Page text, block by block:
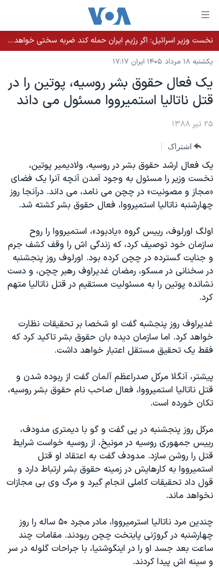
لینکهای
قابل
دسترسی
جهش
محتوای
اصلی
جهش
به
اصلی
جهش
به
جستجو
خانه
نسخه سبک وب‌سایت
موضوع ها
ایران
آمریکا
گزیده‌ها
ویژه برنامه‌ها
ویدیوها
فرهنگ و زندگی
حقوق شهروندی
اقتصادی
علم و فناوری
اسرائیل در جنگ
آرشیو پخش زنده
برنامه های تلویزیونی
جدول برنامه ها
صفحه‌های ویژه
عملیات خشم حماسی
۲۵۰سالگی آمریکا
بایگانی برنامه‌های تلویزیونی
مستندها
انتخابات ریاست جمهوری آمریکا ۲۰۲۴
حمله جمهوری اسلامی به اسرائیل
رمز مهسا
ورزش زنان در ایران
مجموعه مستندهای دادخواهی
تریبونال مردمی آبان ۹۸
چهل سال گروگان‌گیری
قانون شفافیت دارائی کادر رهبری ایران
اسرائیل در جنگ
نرگس محمدی برنده جایزه نوبل صلح
همایش محافظه‌کاران آمریکا «سی‌پک»
صفحه‌های ویژه
فرکانس‌های صدای آمریکا
پخش رادیویی
یادگیری زبان انگلیسی
دنبال کنید
زبانهای مختلف
نخست وزیر اسرائيل: اگر رژیم ایران حمله کند ضربه سختی خواهد خورد
یکشنبه ۱۸ مرداد ۱۴۰۵ ایران ۱۷:۱۷
یک فعال حقوق بشر روسیه، پوتین را در
قتل ناتالیا استمیرووا مسئول می داند
۲۵ تیر ۱۳۸۸
اشتراک
یک فعال ارشد حقوق بشر در روسیه، ولادیمیر پوتین،
نخست وزیر را مسئول به وجود آمدن آنچه آنرا یک فضای
«مجاز و مصونیت» در چچن می نامد، می داند. درآنجا روز
چهارشنبه ناتالیا استمیرووا، فعال حقوق بشر کشته شد.
اولگ اورلوف، رییس گروه «یادبود»، استمیرووا را روح
سازمان خود توصیف کرد، که زندگی اش را وقف کشف جرم
و جنایت گسترده در چچن کرده بود. اورلوف روز پنجشنبه
در سخنانی در مسکو، رمضان غدیراوف رهبر چچن، و دست
نشانده پوتین را به مسئولیت مستقیم در قتل ناتالیا متهم
کرد.
غدیراوف روز پنجشبه گفت او شخصا بر تحقیقات نظارت
خواهد کرد. اما سازمان دیده بان حقوق بشر تاکید کرد که
فقط یک تحقیق مستقل اعتبار خواهد داشت.
پیشتر، آنگلا مرکل صدراعظم آلمان گفت از ربوده شدن و
قتل ناتالیا استمیرووا، فعال صاحب نام حقوق بشر روسیه،
تکان خورده است.
مرکل روز پنجشنبه در پی گفت و گو با دیمتری مدودف،
رییس جمهوری روسیه در مونیخ، از روسیه خواست شرایط
قتل را روشن سازد. مدودف گفت به اعتقاد او قتل
استمیرووا به کارهایش در زمینه حقوق بشر ارتباط دارد و
قول داد تحقیقات کاملی انجام گیرد و مرگ وی بی مجازات
نخواهد ماند.
چندین مرد ناتالیا استرمیرووا، مادر مجرد ۵۰ ساله را روز
چهارشنبه در گروژنی پایتخت چچن ربودند. مقامات چند
ساعت بعد جسد او را در اینگوشتیا، با جراحات گلوله در سر
و سینه اش پیدا کردند.